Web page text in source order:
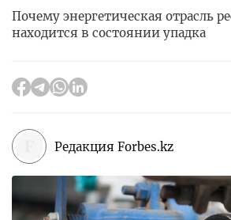
Почему энергетическая отрасль
находится в состоянии упадка
Редакция Forbes.kz